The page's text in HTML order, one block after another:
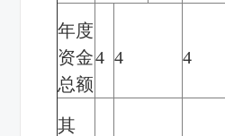
年度
资金
总额
4 4 4
其